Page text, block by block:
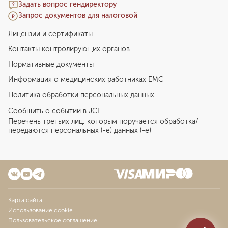
Задать вопрос гендиректору
Запрос документов для налоговой
Лицензии и сертификаты
Контакты контролирующих органов
Нормативные документы
Информация о медицинских работниках EMC
Политика обработки персональных данных
Сообщить о событии в JCI
Перечень третьих лиц, которым поручается обработка/
передаются персональных (-е) данных (-е)
Карта сайта
Использование cookie
Пользовательское соглашение